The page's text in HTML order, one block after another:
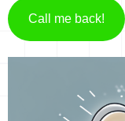
Call me back!